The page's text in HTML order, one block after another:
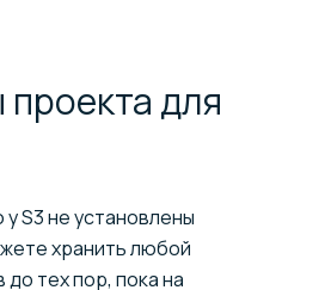
для
S3 не установлены
хранить любой
тех пор, пока на